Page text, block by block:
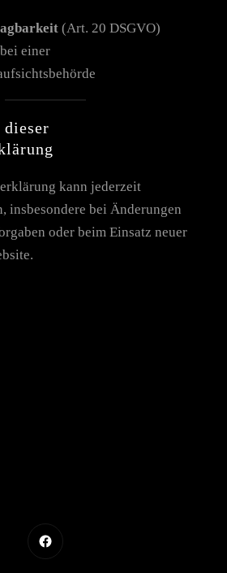
(Art. 20 DSGVO)
bei einer
dieser
kann jederzeit
insbesondere bei Änderungen
oder beim Einsatz neuer
Facebook